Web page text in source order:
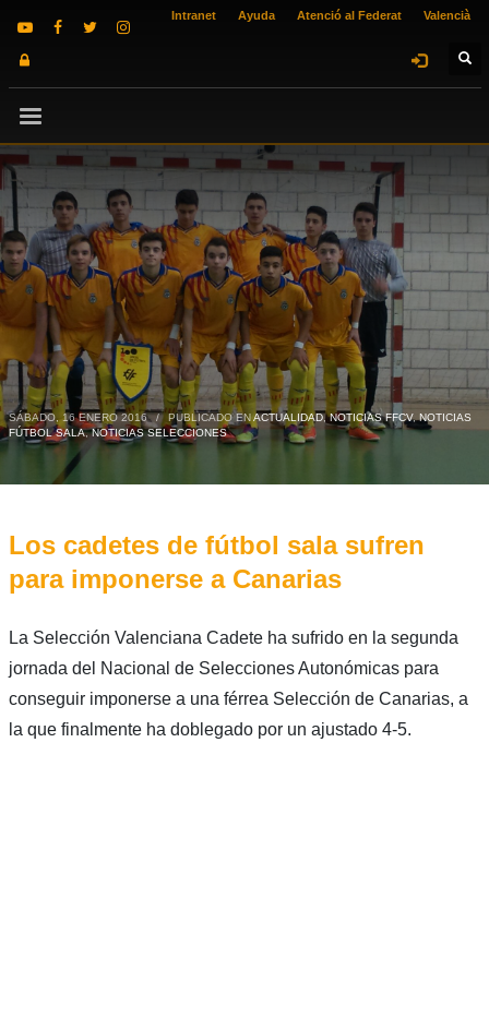
Intranet Ayuda Atenció al Federat Valencià
SÁBADO, 16 ENERO 2016 / PUBLICADO ENACTUALIDAD,NOTICIAS FFCV, NOTICIAS
FÚTBOL SALA,NOTICIAS SELECCIONES
Los cadetes de fútbol sala sufren
para imponerse a Canarias
La Selección Valenciana Cadete ha sufrido en la segunda
jornada del Nacional de Selecciones Autonómicas para
conseguir imponerse a una férrea Selección de Canarias, a
la que finalmente ha doblegado por un ajustado 4-5.